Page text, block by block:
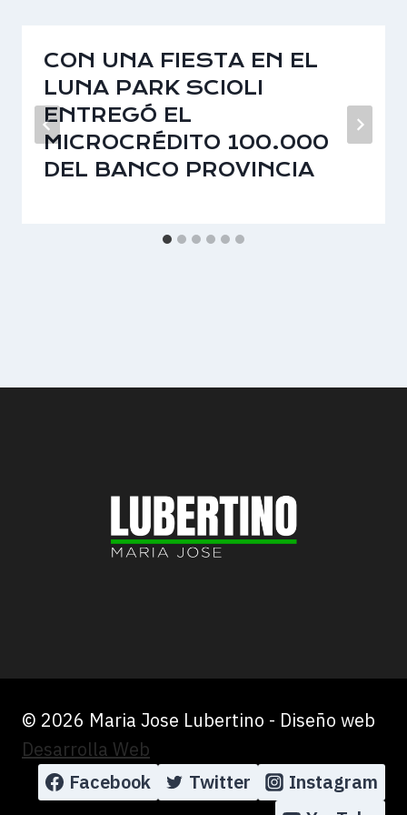
CON UNA FIESTA EN EL
LUNA PARK SCIOLI
ENTREGÓ EL
MICROCRÉDITO 100.000
DEL BANCO PROVINCIA
© 2026 Maria Jose Lubertino - Diseño web
Desarrolla Web
Facebook
Twitter
Instagram